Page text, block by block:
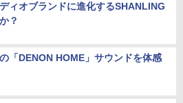
ィオブランドに進化するSHANLING
？
「DENON HOME」サウンドを体感